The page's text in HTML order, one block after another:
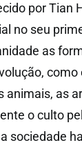
por Tian
no seu
as
como
animais, as
o culto
sociedade